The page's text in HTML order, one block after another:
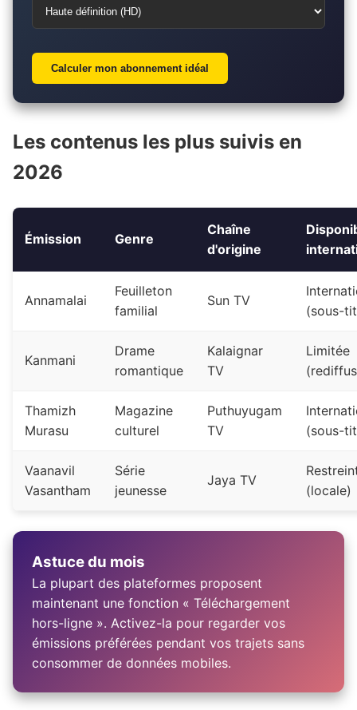
Calculer mon abonnement idéal
Les contenus les plus suivis en
2026
Émission Genre
Chaîne
d'origine
Annamalai
Feuilleton
familial
Sun TV
(sous-
Kanmani
Drame
romantique
Kalaignar
TV
Limitée
Thamizh
Murasu
Magazine
culturel
Puthuyugam
TV
(sous-
Vaanavil
Vasantham
Série
jeunesse
Jaya TV
(locale)
Astuce du mois
La plupart des plateformes proposent
maintenant une fonction « Téléchargement
hors-ligne ». Activez-la pour regarder vos
émissions préférées pendant vos trajets sans
consommer de données mobiles.